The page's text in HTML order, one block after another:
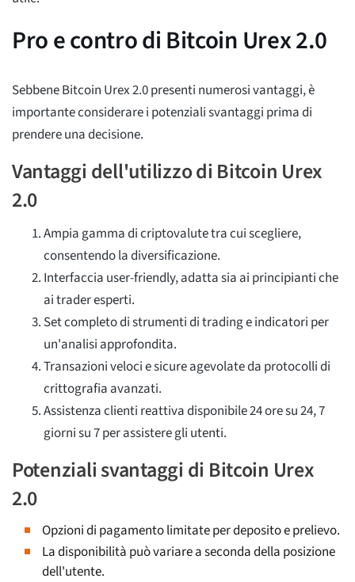
Pro e contro di Bitcoin Urex 2.0
Sebbene Bitcoin Urex 2.0 presenti numerosi vantaggi, è
importante considerare i potenziali svantaggi prima di
prendere una decisione.
Vantaggi dell'utilizzo di Bitcoin Urex
2.0
Ampia gamma di criptovalute tra cui scegliere,
consentendo la diversificazione.
Interfaccia user-friendly, adatta sia ai principianti che
ai trader esperti.
Set completo di strumenti di trading e indicatori per
un'analisi approfondita.
Transazioni veloci e sicure agevolate da protocolli di
crittografia avanzati.
Assistenza clienti reattiva disponibile 24 ore su 24, 7
giorni su 7 per assistere gli utenti.
Potenziali svantaggi di Bitcoin Urex
2.0
Opzioni di pagamento limitate per deposito e prelievo.
La disponibilità può variare a seconda della posizione
dell'utente.